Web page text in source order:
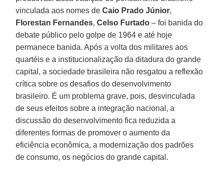
vinculada aos nomes deCaio Prado Júnior,
Florestan Fernandes,Celso Furtado – foi banida do
debate público pelo golpe de 1964 e até hoje
permanece banida. Após a volta dos militares aos
quartéis e a institucionalização da ditadura do grande
capital, a sociedade brasileira não resgatou a reflexão
crítica sobre os desafios do desenvolvimento
brasileiro. É um problema grave, pois, desvinculada
de seus efeitos sobre a integração nacional, a
discussão do desenvolvimento fica reduzida a
diferentes formas de promover o aumento da
eficiência econômica, a modernização dos padrões
de consumo, os negócios do grande capital.